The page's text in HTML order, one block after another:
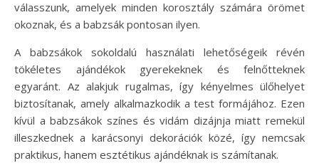
válasszunk, amelyek minden korosztály számára örömet
okoznak, és a babzsák pontosan ilyen.
A babzsákok sokoldalú használati lehetőségeik révén
tökéletes ajándékok gyerekeknek és felnőtteknek
egyaránt. Az alakjuk rugalmas, így kényelmes ülőhelyet
biztosítanak, amely alkalmazkodik a test formájához. Ezen
kívül a babzsákok színes és vidám dizájnja miatt remekül
illeszkednek a karácsonyi dekorációk közé, így nemcsak
praktikus, hanem esztétikus ajándéknak is számítanak.